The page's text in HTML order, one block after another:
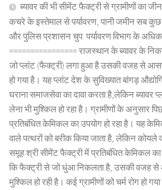
ब्यावर की भी सीमेंट फैक्ट्री से ग्रामीणों का
कचरे के इस्तेमाल से पर्यावरण, पानी जमीन सब कुछ
और पुलिस प्रशासन चुप: पर्यावरण विभाग के
================ राजस्थान के ब्यावर के
जो प्लांट (फैक्ट्री) लगा हुआ है उसकी वजह से
हो गया है। यह प्लांट देश के सुविख्यात बांगड़
घराना समाजसेवा का दावा करता है,लेकिन ब्यावर
लेना भी मुश्किल हो रहा है। ग्रामीणों के अनुसार
प्रतिबंधित केमिकल का उपयोग हो रहा है। यह
वाले पत्थरों को बरीक किया जाता है, लेकिन
समूह श्री सीमेंट फैक्ट्री में प्रतिबंधित केमिकल
कि फैक्ट्री से जो धुंआ निकलता है, उसकी वजह से
मुश्किल हो रही है। कई ग्रामीणों को चर्म रोग हो